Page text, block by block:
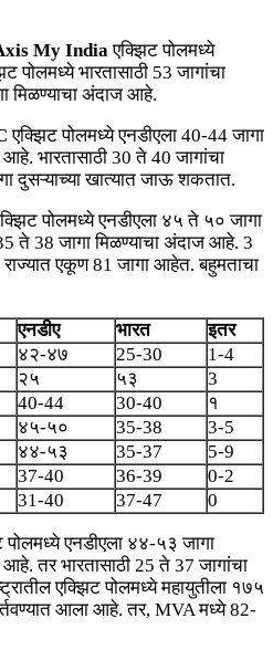
My Indiaएक्झिट पोलमध्ये
भारतासाठी 53 जागांचा
मिळण्याचा अंदाज आहे.
एक्झिट पोलमध्ये एनडीएला 40-44 जागा
भारतासाठी 30 ते 40 जागांचा
दुसऱ्याच्या खात्यात जाऊ शकतात.
पोलमध्ये एनडीएला ४५ ते ५० जागा
ते 38 जागा मिळण्याचा अंदाज आहे. 3
एकूण 81 जागा आहेत. बहुमताचा
एनडीए भारत
इतर
४२-४७ 25-30
1-4
२५ ५३
3
40-44 30-40
१
४५-५० 35-38
3-5
४४-५३ 35-37
5-9
37-40 36-39
0-2
31-40 37-47 0
एनडीएला ४४-५३ जागा
तर भारतासाठी 25 ते 37 जागांचा
एक्झिट पोलमध्ये महायुतीला १७५
आला आहे. तर, MVA मध्ये 82-